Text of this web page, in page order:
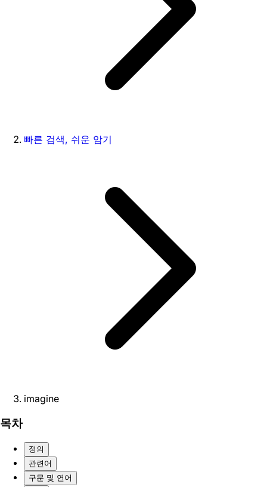
빠른 검색, 쉬운 암기
imagine
목차
정의
관련어
구문 및 연어